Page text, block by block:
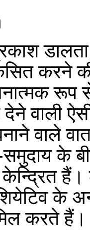
करने
देने वाली
वाले
के बीच
केन्द्रित
के
करते हैं।